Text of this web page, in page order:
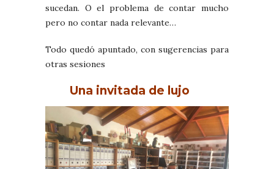
sucedan. O el problema de contar mucho
pero no contar nada relevante…
Todo quedó apuntado, con sugerencias para
otras sesiones
Una invitada de lujo